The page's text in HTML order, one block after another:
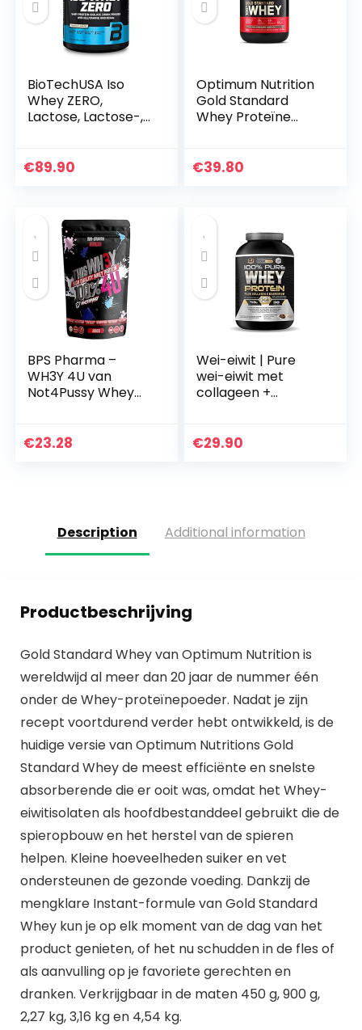
BioTechUSA Iso
Whey ZERO,
Lactose, Lactose-,
eiwitisolaat, 2.27 kg,
€89.90
Optimum Nutrition
Gold Standard
Whey Proteïne
Herstel met
€39.80
BPS Pharma –
WH3Y 4U van
Not4Pussy Whey
Muffin Style)
€23.28
Wei-eiwit | Pure
wei-eiwit met
collageen +
vergroot de
€29.90
Description Additional information
Productbeschrijving
Gold Standard Whey van Optimum Nutrition is
wereldwijd al meer dan 20 jaar de nummer één
onder de Whey-proteïnepoeder. Nadat je zijn
recept voortdurend verder hebt ontwikkeld, is de
huidige versie van Optimum Nutritions Gold
Standard Whey de meest efficiënte en snelste
absorberende die er ooit was, omdat het Whey-
eiwitisolaten als hoofdbestanddeel gebruikt die de
spieropbouw en het herstel van de spieren
helpen. Kleine hoeveelheden suiker en vet
ondersteunen de gezonde voeding. Dankzij de
mengklare Instant-formule van Gold Standard
Whey kun je op elk moment van de dag van het
product genieten, of het nu schudden in de fles of
als aanvulling op je favoriete gerechten en
dranken. Verkrijgbaar in de maten 450 g, 900 g,
2,27 kg, 3,16 kg en 4,54 kg.